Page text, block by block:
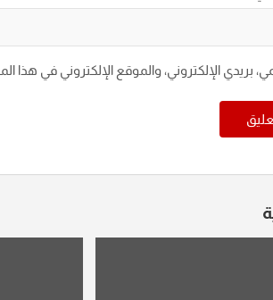
بريدي الإلكتروني، والموقع الإلكتروني في هذا